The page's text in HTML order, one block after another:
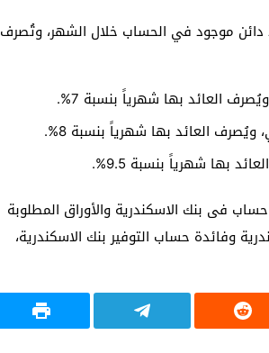
دائن موجود في الحساب خلال الشهر، وتُصرف
فى بنك الاسكندرية والأوراق المطلوبة
وفائدة حساب التوفير بنك الاسكندرية،